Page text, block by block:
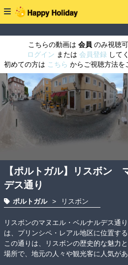
こちらの動画は 会員 のみ視聴
ログイン または 会員登録 して
初めての方は こちら からご視聴方法を
【ポルトガル】リスボン
デス通り
ポルトガル > リスボン
リスボンのマヌエル・ベルナルデス通
は、プリンシペ・レアル地区に位置す
この通りは、リスボンの歴史的な魅力
場所で、地元の人々や観光客に人気があ